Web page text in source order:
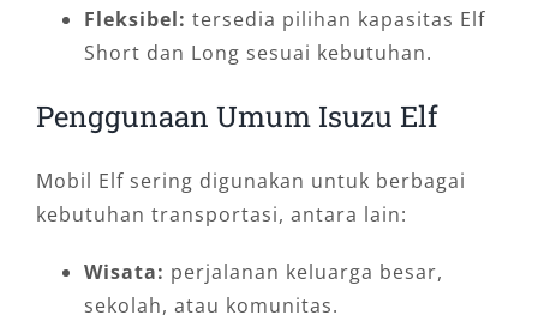
Fleksibel: tersedia pilihan kapasitas Elf
Short dan Long sesuai kebutuhan.
Penggunaan Umum Isuzu Elf
Mobil Elf sering digunakan untuk berbagai
kebutuhan transportasi, antara lain:
Wisata: perjalanan keluarga besar,
sekolah, atau komunitas.